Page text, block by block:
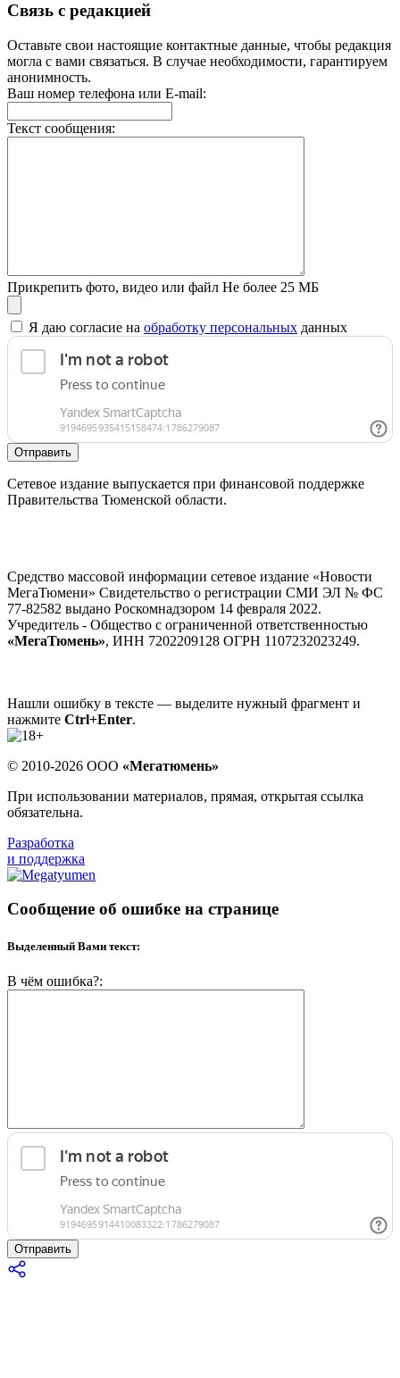
Связь с редакцией
Оставьте свои настоящие контактные данные, чтобы редакция
могла с вами связаться. В случае необходимости, гарантируем
анонимность.
Ваш номер телефона или E-mail:
Текст сообщения:
Прикрепить фото, видео или файл Не более 25 МБ
Я даю согласие на обработку персональных данных
Отправить
Сетевое издание выпускается при финансовой поддержке
Правительства Тюменской области.
Средство массовой информации сетевое издание «Новости
МегаТюмени» Свидетельство о регистрации СМИ ЭЛ № ФС
77-82582 выдано Роскомнадзором 14 февраля 2022.
Учредитель - Общество с ограниченной ответственностью
«МегаТюмень», ИНН 7202209128 ОГРН 1107232023249.
Нашли ошибку в тексте — выделите нужный фрагмент и
нажмите Ctrl+Enter.
© 2010-2026 ООО «Мегатюмень»
При использовании материалов, прямая, открытая ссылка
обязательна.
Разработка
и поддержка
Сообщение об ошибке на странице
Выделенный Вами текст:
В чём ошибка?:
Отправить